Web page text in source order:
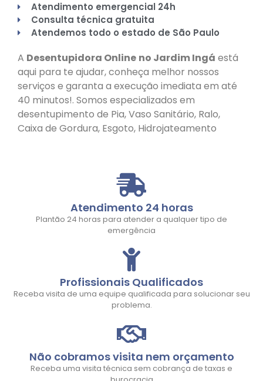
Atendimento emergencial 24h
Consulta técnica gratuita
Atendemos todo o estado de São Paulo
A Desentupidora Online no Jardim Ingá está
aqui para te ajudar, conheça melhor nossos
serviços e garanta a execução imediata em até
40 minutos!. Somos especializados em
desentupimento de Pia, Vaso Sanitário, Ralo,
Caixa de Gordura, Esgoto, Hidrojateamento
Atendimento 24 horas
Plantão 24 horas para atender a qualquer tipo de
emergência
Profissionais Qualificados
Receba visita de uma equipe qualificada para solucionar seu
problema.
Não cobramos visita nem orçamento
Receba uma visita técnica sem cobrança de taxas e